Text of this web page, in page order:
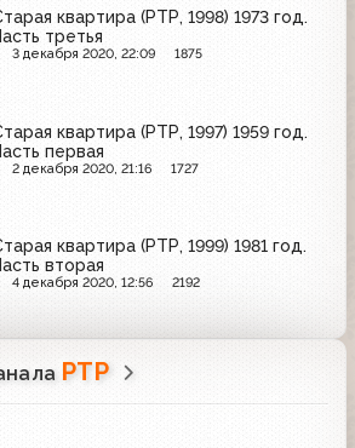
квартира (РТР, 1998) 1973 год.
третья
3 декабря 2020, 22:09 1875
квартира (РТР, 1997) 1959 год.
первая
2 декабря 2020, 21:16 1727
квартира (РТР, 1999) 1981 год.
вторая
4 декабря 2020, 12:56 2192
РТР